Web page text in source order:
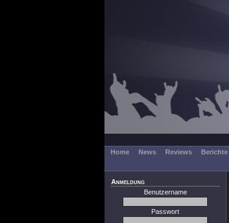
Home News Reviews Berichte
Anmeldung
Benutzername
Passwort